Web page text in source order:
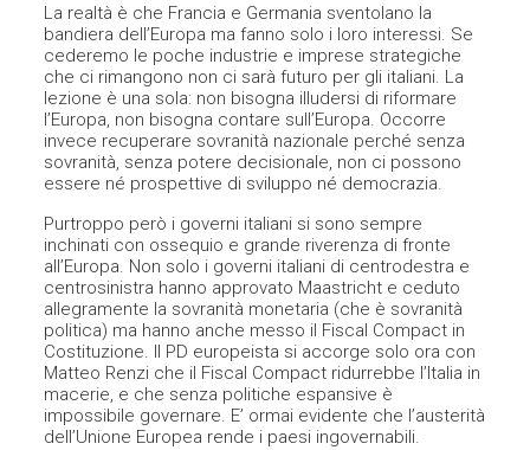
La realtà è che Francia e Germania sventolano la
bandiera dell’Europa ma fanno solo i loro interessi. Se
cederemo le poche industrie e imprese strategiche
che ci rimangono non ci sarà futuro per gli italiani. La
lezione è una sola: non bisogna illudersi di riformare
l’Europa, non bisogna contare sull’Europa. Occorre
invece recuperare sovranità nazionale perché senza
sovranità, senza potere decisionale, non ci possono
essere né prospettive di sviluppo né democrazia.
Purtroppo però i governi italiani si sono sempre
inchinati con ossequio e grande riverenza di fronte
all’Europa. Non solo i governi italiani di centrodestra e
centrosinistra hanno approvato Maastricht e ceduto
allegramente la sovranità monetaria (che è sovranità
politica) ma hanno anche messo il Fiscal Compact in
Costituzione. Il PD europeista si accorge solo ora con
Matteo Renzi che il Fiscal Compact ridurrebbe l’Italia in
macerie, e che senza politiche espansive è
impossibile governare. E’ ormai evidente che l’austerità
dell’Unione Europea rende i paesi ingovernabili.